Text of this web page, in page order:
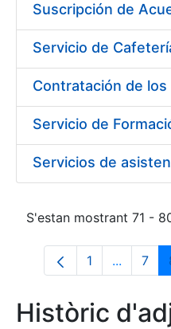
S'estan mostrant 71 -
Pàgina
1 ...Pàgines
7
Històric